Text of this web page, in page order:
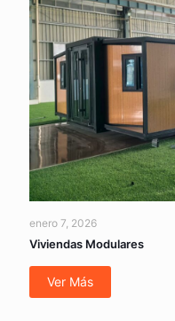
enero 7, 2026
Viviendas Modulares
Ver Más